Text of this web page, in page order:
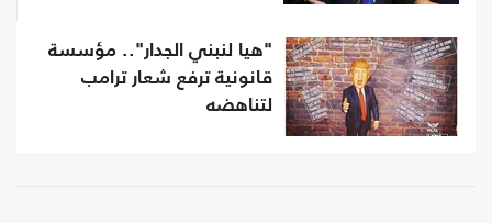
"هيا لنبني الجدار".. مؤسسة
قانونية ترفع شعار ترامب
لتناهضه